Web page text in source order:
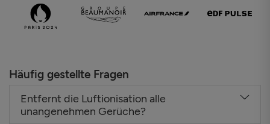
Häufig gestellte Fragen
Entfernt die Luftionisation alle
unangenehmen Gerüche?